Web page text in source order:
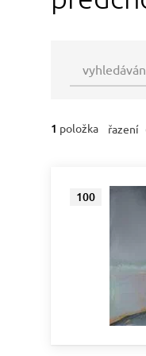
1 položka řazení
100